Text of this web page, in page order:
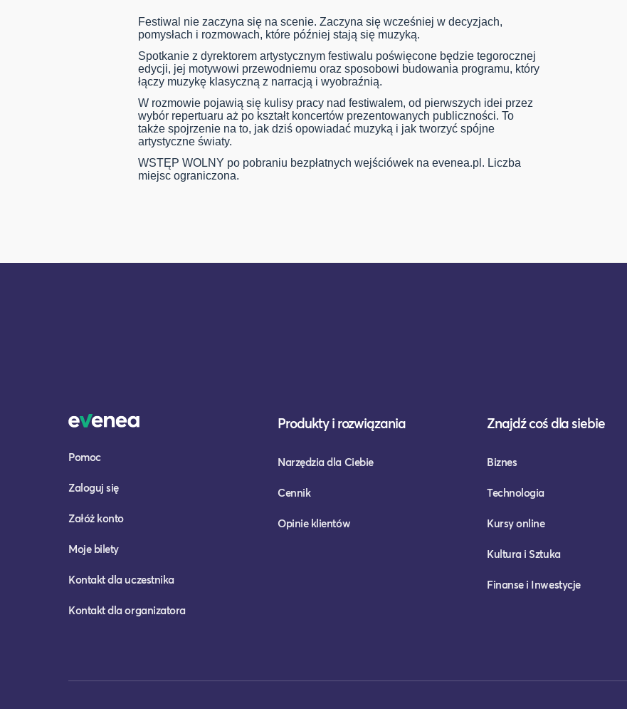
Festiwal nie zaczyna się na scenie. Zaczyna się wcześniej w decyzjach,
pomysłach i rozmowach, które później stają się muzyką.
Spotkanie z dyrektorem artystycznym festiwalu poświęcone będzie tegorocznej
edycji, jej motywowi przewodniemu oraz sposobowi budowania programu, który
łączy muzykę klasyczną z narracją i wyobraźnią.
W rozmowie pojawią się kulisy pracy nad festiwalem, od pierwszych idei przez
wybór repertuaru aż po kształt koncertów prezentowanych publiczności. To
także spojrzenie na to, jak dziś opowiadać muzyką i jak tworzyć spójne
artystyczne światy.
WSTĘP WOLNY po pobraniu bezpłatnych wejściówek na evenea.pl. Liczba
miejsc ograniczona.
Pomoc
Zaloguj się
Załóż konto
Moje bilety
Kontakt dla uczestnika
Kontakt dla organizatora
Produkty i rozwiązania
Narzędzia dla Ciebie
Cennik
Opinie klientów
Znajdź coś dla siebie
Biznes
Technologia
Kursy online
Kultura i Sztuka
Finanse i Inwestycje